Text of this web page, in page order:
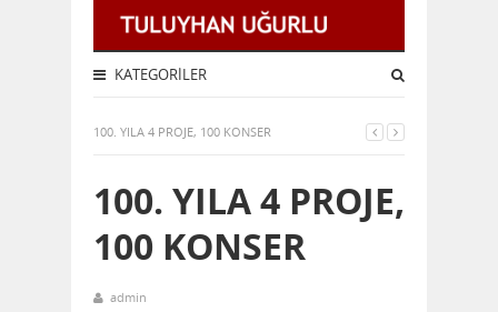
KATEGORILER
100. YILA 4 PROJE, 100 KONSER
100. YILA 4 PROJE,
100 KONSER
admin